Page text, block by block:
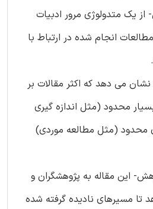
یک متدولوژی مرور ادبیات
انجام شده در ارتباط با
نشان می دهد که اکثر مقالات بر
محدود (مثل اندازه گیری
محدود (مثل مطالعه موردی)
این مقاله به پژوهشگران و
مسیرهای نادیده گرفته شده